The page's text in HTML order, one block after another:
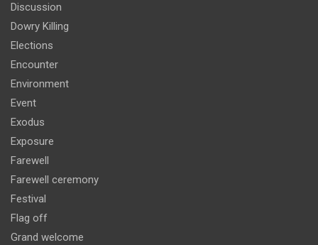
Discussion
Dowry Killing
Elections
Encounter
Environment
Event
Exodus
Exposure
Farewell
Farewell ceremony
Festival
Flag off
Grand welcome